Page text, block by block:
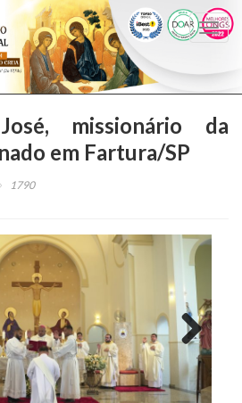
missionário da
em Fartura/SP
1790
Next